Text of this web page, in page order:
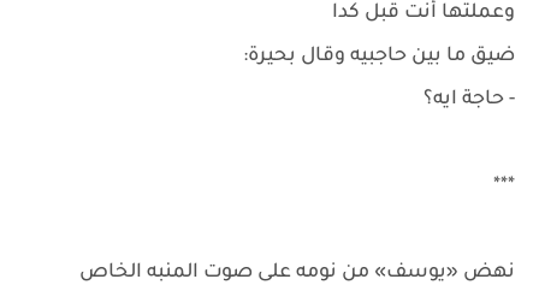
وعملتها أنت قبل كدا
ضيق ما بين حاجبيه وقال بحيرة:
- حاجة ايه؟
***
نهض «يوسف» من نومه على صوت المنبه الخاص